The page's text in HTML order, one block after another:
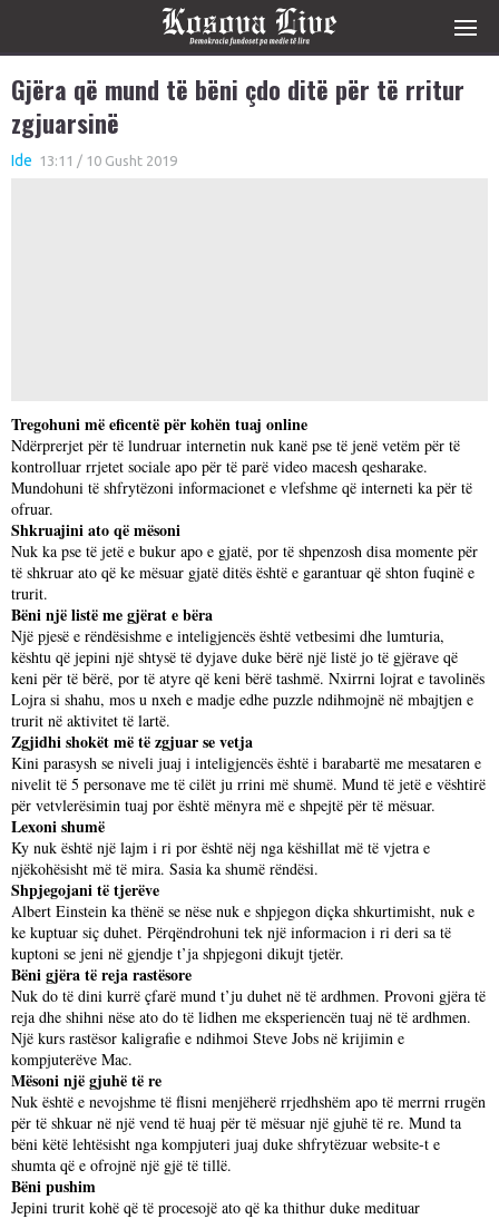
Gjëra që mund të bëni çdo ditë për të rritur
zgjuarsinë
Ide 13:11 / 10 Gusht 2019
Tregohuni më eficentë për kohën tuaj online
Ndërprerjet për të lundruar internetin nuk kanë pse të jenë vetëm për të
kontrolluar rrjetet sociale apo për të parë video macesh qesharake.
Mundohuni të shfrytëzoni informacionet e vlefshme që interneti ka për të
ofruar.
Shkruajini ato që mësoni
Nuk ka pse të jetë e bukur apo e gjatë, por të shpenzosh disa momente për
të shkruar ato që ke mësuar gjatë ditës është e garantuar që shton fuqinë e
trurit.
Bëni një listë me gjërat e bëra
Një pjesë e rëndësishme e inteligjencës është vetbesimi dhe lumturia,
kështu që jepini një shtysë të dyjave duke bërë një listë jo të gjërave që
keni për të bërë, por të atyre që keni bërë tashmë. Nxirrni lojrat e tavolinës
Lojra si shahu, mos u nxeh e madje edhe puzzle ndihmojnë në mbajtjen e
trurit në aktivitet të lartë.
Zgjidhi shokët më të zgjuar se vetja
Kini parasysh se niveli juaj i inteligjencës është i barabartë me mesataren e
nivelit të 5 personave me të cilët ju rrini më shumë. Mund të jetë e vështirë
për vetvlerësimin tuaj por është mënyra më e shpejtë për të mësuar.
Lexoni shumë
Ky nuk është një lajm i ri por është nëj nga këshillat më të vjetra e
njëkohësisht më të mira. Sasia ka shumë rëndësi.
Shpjegojani të tjerëve
Albert Einstein ka thënë se nëse nuk e shpjegon diçka shkurtimisht, nuk e
ke kuptuar siç duhet. Përqëndrohuni tek një informacion i ri deri sa të
kuptoni se jeni në gjendje t’ja shpjegoni dikujt tjetër.
Bëni gjëra të reja rastësore
Nuk do të dini kurrë çfarë mund t’ju duhet në të ardhmen. Provoni gjëra të
reja dhe shihni nëse ato do të lidhen me eksperiencën tuaj në të ardhmen.
Një kurs rastësor kaligrafie e ndihmoi Steve Jobs në krijimin e
kompjuterëve Mac.
Mësoni një gjuhë të re
Nuk është e nevojshme të flisni menjëherë rrjedhshëm apo të merrni rrugën
për të shkuar në një vend të huaj për të mësuar një gjuhë të re. Mund ta
bëni këtë lehtësisht nga kompjuteri juaj duke shfrytëzuar website-t e
shumta që e ofrojnë një gjë të tillë.
Bëni pushim
Jepini trurit kohë që të procesojë ato që ka thithur duke medituar